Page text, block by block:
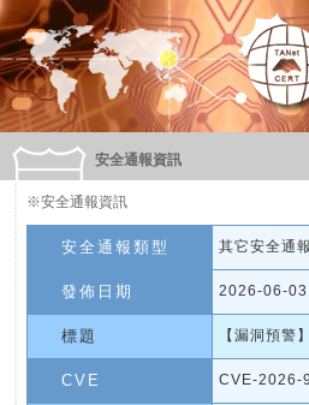
安全通報資訊
※安全通報資訊
安全通報類型 其它安全通
發佈日期 2026-06-03
標題 【漏洞預
CVE CVE-2026-